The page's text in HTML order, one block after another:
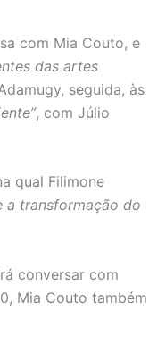
com Mia Couto, e
das artes
seguida, às
, com Júlio
qual Filimone
a transformação do
conversar com
Mia Couto também